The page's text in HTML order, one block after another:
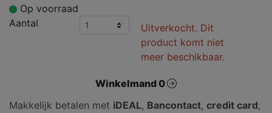
Op voorraad
Aantal
Uitverkocht. Dit
product komt niet
meer beschikbaar.
Winkelmand 0
Makkelijk betalen met iDEAL, Bancontact, credit card,